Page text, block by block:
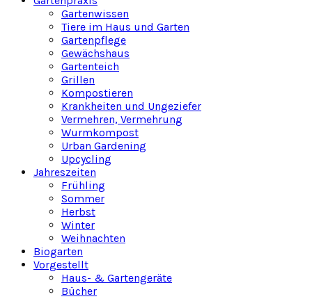
Gartenwissen
Tiere im Haus und Garten
Gartenpflege
Gewächshaus
Gartenteich
Grillen
Kompostieren
Krankheiten und Ungeziefer
Vermehren, Vermehrung
Wurmkompost
Urban Gardening
Upcycling
Jahreszeiten
Frühling
Sommer
Herbst
Winter
Weihnachten
Biogarten
Vorgestellt
Haus- & Gartengeräte
Bücher